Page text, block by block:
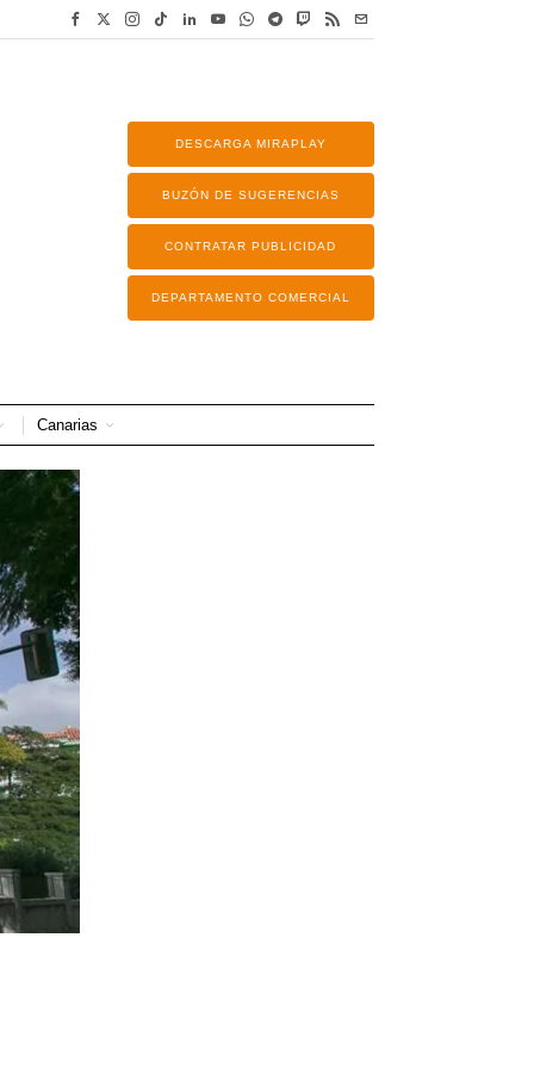
DESCARGA MIRAPLAY
BUZÓN DE SUGERENCIAS
CONTRATAR PUBLICIDAD
DEPARTAMENTO COMERCIAL
Canarias